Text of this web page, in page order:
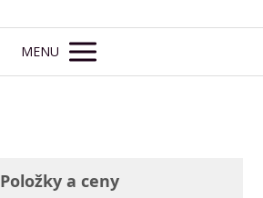
MENU
Položky a ceny